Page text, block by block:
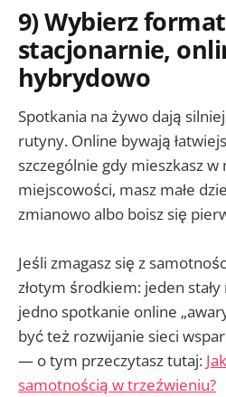
9) Wybierz
stacjonarnie,
hybrydowo
Spotkania na żywo dają
rutyny. Online bywają
szczególnie gdy mieszkasz w
miejscowości, masz małe
zmianowo albo boisz się
Jeśli zmagasz się z
złotym środkiem: jeden
jedno spotkanie online
być też rozwijanie sieci
— o tym przeczytasz tutaj:
samotnością w trzeźwieniu?